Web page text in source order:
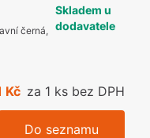
černá,
Skladem u
dodavatele
Kč za 1 ks bez DPH
Do seznamu